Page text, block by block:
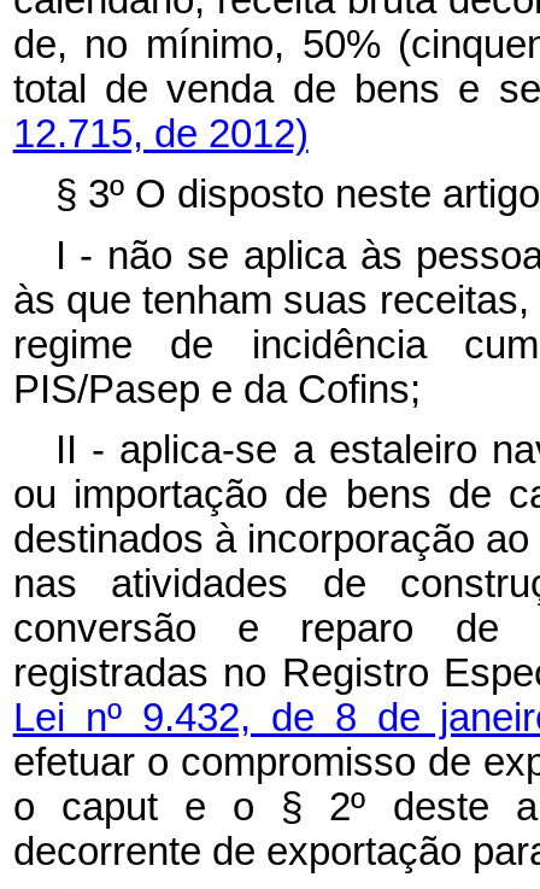
de, no mínimo, 50%
total de venda de bens e
12.715, de 2012)
§ 3º O disposto neste
I - não se aplica às
às que tenham suas
regime de incidência
PIS/Pasep e da Cofins;
II - aplica-se a estaleiro
ou importação de bens de
destinados à incorporação
nas atividades de
conversão e reparo de
registradas no Registro
Lei nº 9.432, de 8 de
efetuar o compromisso de
o caput e o § 2º deste
decorrente de exportação